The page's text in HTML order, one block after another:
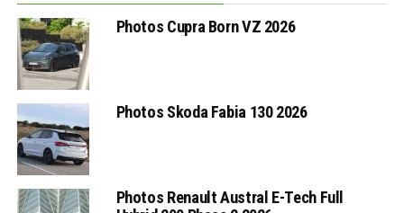
Photos Cupra Born VZ 2026
Photos Skoda Fabia 130 2026
Photos Renault Austral E-Tech Full